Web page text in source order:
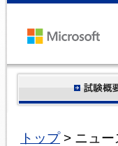
トップ> ニュー